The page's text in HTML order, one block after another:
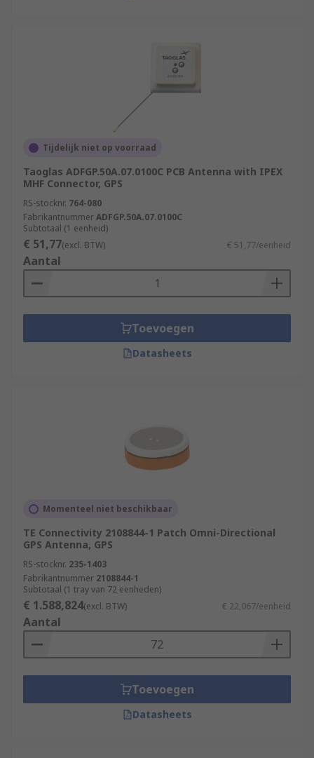
Tijdelijk niet op voorraad
Taoglas ADFGP.50A.07.0100C PCB Antenna with IPEX
MHF Connector, GPS
RS-stocknr. 764-080
FabrikantnummerADFGP.50A.07.0100C
Subtotaal (1 eenheid)
€ 51,77(excl. BTW) € 51,77/eenheid
Aantal
Toevoegen
Datasheets
Momenteel niet beschikbaar
TE Connectivity 2108844-1 Patch Omni-Directional
GPS Antenna, GPS
RS-stocknr. 235-1403
Fabrikantnummer 2108844-1
Subtotaal (1 tray van 72 eenheden)
€ 1.588,824(excl. BTW) € 22,067/eenheid
Aantal
Toevoegen
Datasheets